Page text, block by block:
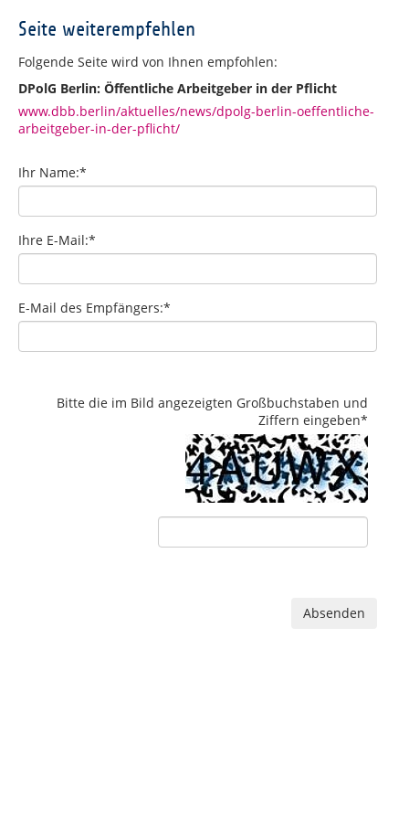
Seite weiterempfehlen
Folgende Seite wird von Ihnen empfohlen:
DPolG Berlin: Öffentliche Arbeitgeber in der Pflicht
www.dbb.berlin/aktuelles/news/dpolg-berlin-oeffentliche-
arbeitgeber-in-der-pflicht/
Ihr Name:*
Ihre E-Mail:*
E-Mail des Empfängers:*
Bitte die im Bild angezeigten Großbuchstaben und
Ziffern eingeben*
Absenden